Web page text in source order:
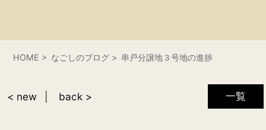
HOME なごしのブログ 串戸分譲地３号地の進捗
一覧
< new back >